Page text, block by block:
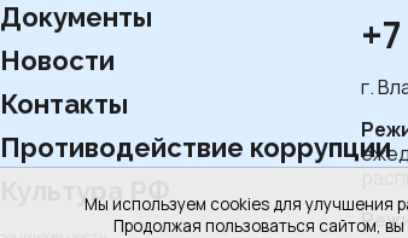
Мы используем cookies для улучшения
Продолжая пользоваться сайтом,
Документы
Новости
Контакты
Противодействие коррупции
Культура РФ
г.